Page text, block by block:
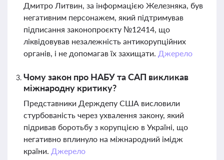
Дмитро Литвин, за інформацією Железняка, був
негативним персонажем, який підтримував
підписання законопроєкту №12414, що
ліквідовував незалежність антикорупційних
органів, і не допомагав їх захищати. Джерело
Чому закон про НАБУ та САП викликав
міжнародну критику?
Представники Держдепу США висловили
стурбованість через ухвалення закону, який
підривав боротьбу з корупцією в Україні, що
негативно вплинуло на міжнародний імідж
країни. Джерело